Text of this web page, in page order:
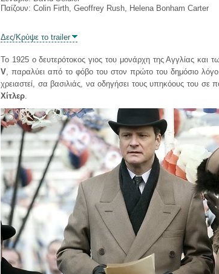
Παίζουν: Colin Firth, Geoffrey Rush, Helena Bonham Carter
Δες/Κρύψε το trailer
Το 1925 ο δευτερότοκος γιος του μονάρχη της Αγγλίας και
V, παραλύει από το φόβο του στον πρώτο του δημόσιο
χρειαστεί, σα βασιλιάς, να οδηγήσει τους υπηκόους του σε
Χίτλερ.